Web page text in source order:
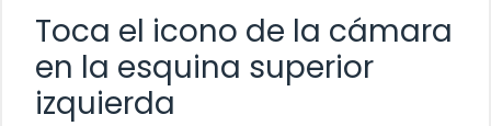
Toca el icono de la cámara
en la esquina superior
izquierda